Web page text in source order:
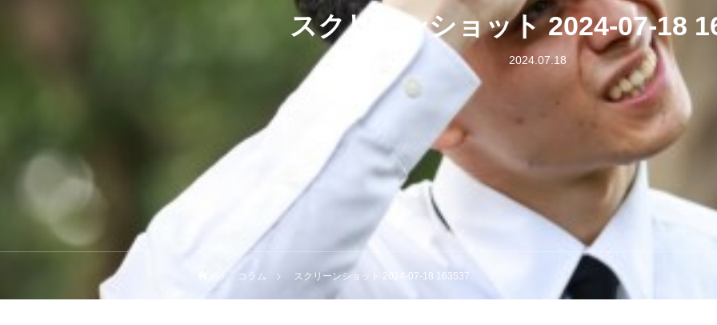
スクリーンショット 2024-07-18
2024.07.18
コラム スクリーンショット 2024-07-18 163537